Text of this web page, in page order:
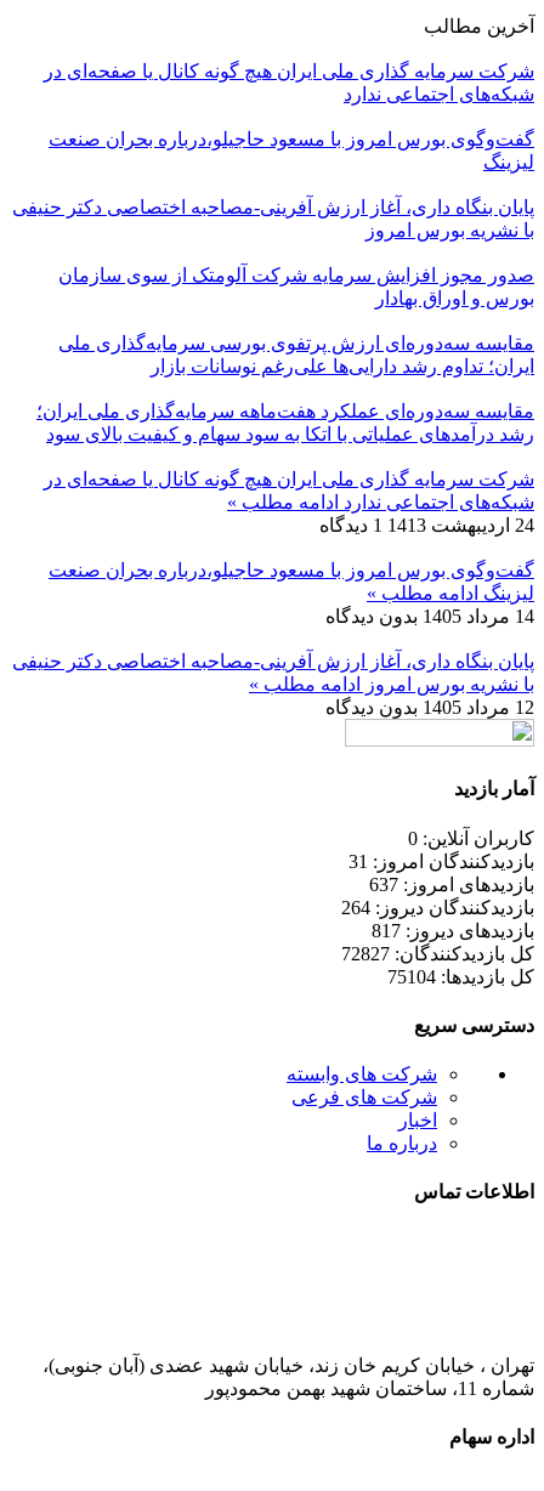
آخرین مطالب
شرکت سرمایه گذاری ملی ایران هیچ گونه کانال یا صفحه‌ای در
شبکه‌های اجتماعی ندارد
گفت‌وگوی بورس امروز با مسعود حاجیلو،درباره بحران صنعت
لیزینگ
پایان بنگاه داری، آغاز ارزش آفرینی-مصاحبه اختصاصی دکتر حنیفی
با نشریه بورس امروز
صدور مجوز افزایش سرمایه شرکت آلومتک از سوی سازمان
بورس و اوراق بهادار
مقایسه سه‌دوره‌ای ارزش پرتفوی بورسی سرمایه‌گذاری ملی
ایران؛ تداوم رشد دارایی‌ها علی‌رغم نوسانات بازار
مقایسه سه‌دوره‌ای عملکرد هفت‌ماهه سرمایه‌گذاری ملی ایران؛
رشد درآمدهای عملیاتی با اتکا به سود سهام و کیفیت بالای سود
شرکت سرمایه گذاری ملی ایران هیچ گونه کانال یا صفحه‌ای در
شبکه‌های اجتماعی ندارد ادامه مطلب »
24 اردیبهشت 1413
1 دیدگاه
گفت‌وگوی بورس امروز با مسعود حاجیلو،درباره بحران صنعت
لیزینگ ادامه مطلب »
14 مرداد 1405
بدون دیدگاه
پایان بنگاه داری، آغاز ارزش آفرینی-مصاحبه اختصاصی دکتر حنیفی
با نشریه بورس امروز
ادامه مطلب »
12 مرداد 1405
بدون دیدگاه
آمار بازدید
کاربران آنلاین: 0
بازدیدکنندگان امروز: 31
بازدیدهای امروز: 637
بازدیدکنندگان دیروز: 264
بازدیدهای دیروز: 817
کل بازدیدکنند‌گان: 72827
کل بازدیدها: 75104
دسترسی سریع
شرکت های وابسته
شرکت های فرعی
اخبار
درباره ما
اطلاعات تماس
تهران ، خیابان کریم خان زند، خیابان شهید عضدی (آبان جنوبی)،
شماره 11، ساختمان شهید بهمن محمودپور
اداره سهام